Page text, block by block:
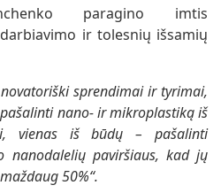
paragino imtis
ir tolesnių išsamių
sprendimai ir tyrimai,
nano- ir mikroplastiką iš
vienas iš būdų – pašalinti
nanodalelių paviršiaus, kad jų
50%“.